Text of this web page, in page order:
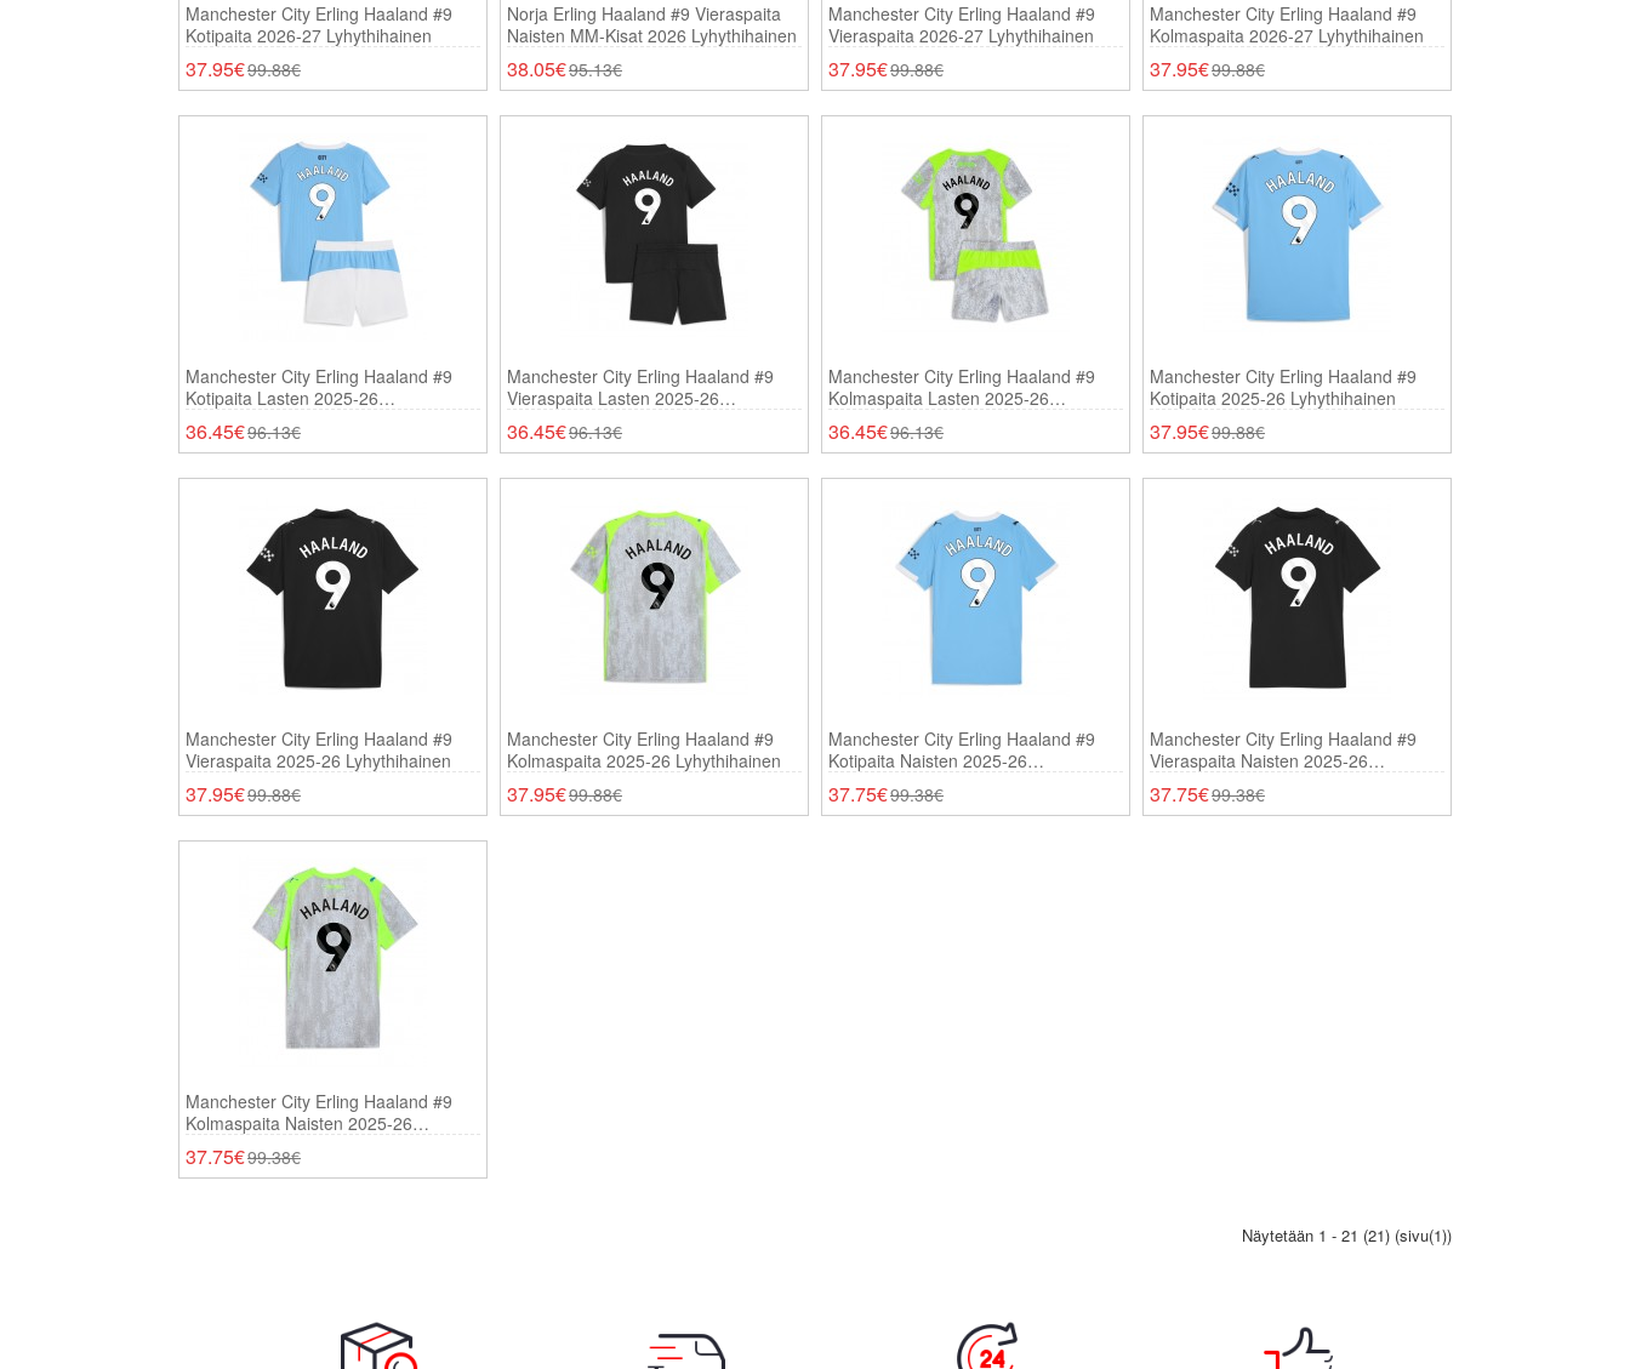
Manchester City Erling Haaland #9
Kotipaita 2026-27 Lyhythihainen
37.95€99.88€
Norja Erling Haaland #9 Vieraspaita
Naisten MM-Kisat 2026 Lyhythihainen
38.05€95.13€
Manchester City Erling Haaland #9
Vieraspaita 2026-27 Lyhythihainen
37.95€99.88€
Manchester City Erling Haaland #9
Kolmaspaita 2026-27 Lyhythihainen
37.95€99.88€
Manchester City Erling Haaland #9
Kotipaita Lasten 2025-26
Lyhythihainen (+ Shortsit)
36.45€96.13€
Manchester City Erling Haaland #9
Vieraspaita Lasten 2025-26
Lyhythihainen (+ Shortsit)
36.45€96.13€
Manchester City Erling Haaland #9
Kolmaspaita Lasten 2025-26
Lyhythihainen (+ Shortsit)
36.45€96.13€
Manchester City Erling Haaland #9
Kotipaita 2025-26 Lyhythihainen
37.95€99.88€
Manchester City Erling Haaland #9
Vieraspaita 2025-26 Lyhythihainen
37.95€99.88€
Manchester City Erling Haaland #9
Kolmaspaita 2025-26 Lyhythihainen
37.95€99.88€
Manchester City Erling Haaland #9
Kotipaita Naisten 2025-26
Lyhythihainen
37.75€99.38€
Manchester City Erling Haaland #9
Vieraspaita Naisten 2025-26
Lyhythihainen
37.75€99.38€
Manchester City Erling Haaland #9
Kolmaspaita Naisten 2025-26
Lyhythihainen
37.75€99.38€
Näytetään 1 - 21 (21) (sivu(1))